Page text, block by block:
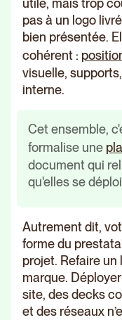
utile, mais trop
pas à un logo
bien présentée.
cohérent :
visuelle,
interne.
Cet ensemble,
formalise une
document qui
qu'elles se
Autrement dit,
forme du
projet. Refaire un
marque.
site, des decks
et des réseaux